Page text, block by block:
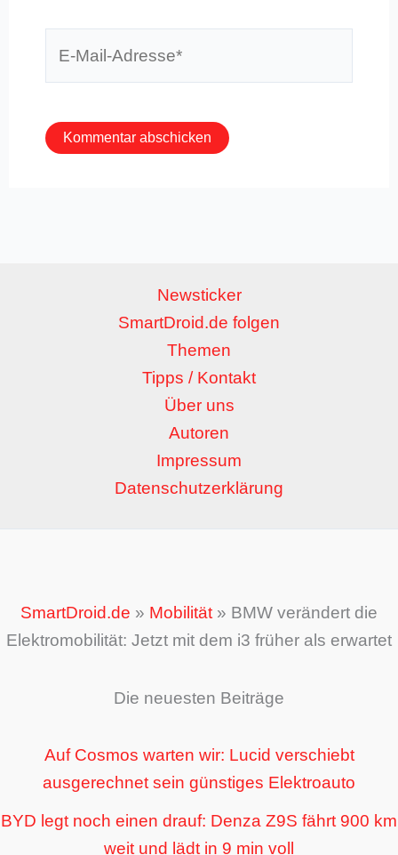
Newsticker
SmartDroid.de folgen
Themen
Tipps / Kontakt
Über uns
Autoren
Impressum
Datenschutzerklärung
SmartDroid.de » Mobilität» BMW verändert die
Elektromobilität: Jetzt mit dem i3 früher als erwartet
Die neuesten Beiträge
Auf Cosmos warten wir: Lucid verschiebt
ausgerechnet sein günstiges Elektroauto
BYD legt noch einen drauf: Denza Z9S fährt 900 km
weit und lädt in 9 min voll